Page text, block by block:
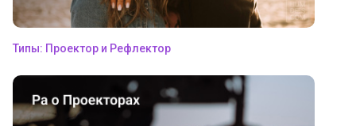
Типы: Проектор и Рефлектор